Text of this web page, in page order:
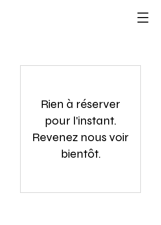
Rien à réserver
pour l'instant.
Revenez nous voir
bientôt.